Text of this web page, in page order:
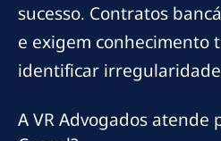
sucesso. Contratos
e exigem conhecimento
identificar
A VR Advogados atende